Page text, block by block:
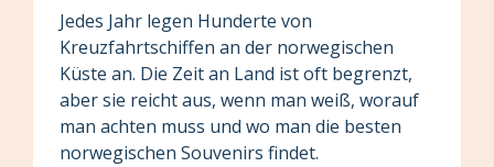
Jedes Jahr legen Hunderte von
Kreuzfahrtschiffen an der norwegischen
Küste an. Die Zeit an Land ist oft begrenzt,
aber sie reicht aus, wenn man weiß, worauf
man achten muss und wo man die besten
norwegischen Souvenirs findet.